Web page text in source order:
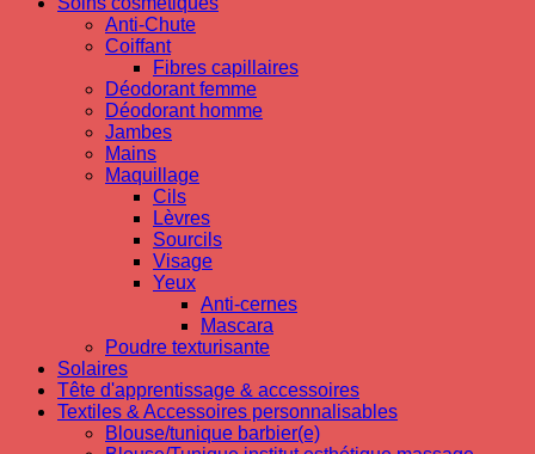
Anti-Chute
Coiffant
Fibres capillaires
Déodorant femme
Déodorant homme
Jambes
Mains
Maquillage
Cils
Lèvres
Sourcils
Visage
Yeux
Anti-cernes
Mascara
Poudre texturisante
Solaires
Tête d'apprentissage & accessoires
Textiles & Accessoires personnalisables
Blouse/tunique barbier(e)